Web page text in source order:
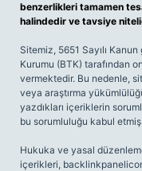
benzerlikleri tamamen
halindedir ve tavsiye
Sitemiz, 5651 Sayılı
Kurumu (BTK) tarafından
vermektedir. Bu nedenle,
veya araştırma
yazdıkları içeriklerin
bu sorumluluğu kabul etmiş
Hukuka ve yasal
içerikleri,